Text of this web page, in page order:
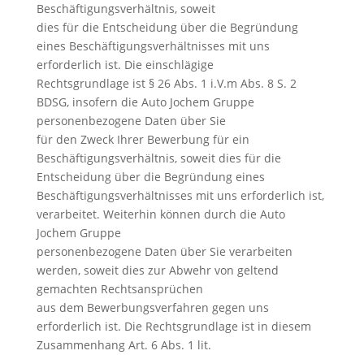
Beschäftigungsverhältnis, soweit
dies für die Entscheidung über die Begründung
eines Beschäftigungsverhältnisses mit uns
erforderlich ist. Die einschlägige
Rechtsgrundlage ist § 26 Abs. 1 i.V.m Abs. 8 S. 2
BDSG, insofern die Auto Jochem Gruppe
personenbezogene Daten über Sie
für den Zweck Ihrer Bewerbung für ein
Beschäftigungsverhältnis, soweit dies für die
Entscheidung über die Begründung eines
Beschäftigungsverhältnisses mit uns erforderlich ist,
verarbeitet. Weiterhin können durch die Auto
Jochem Gruppe
personenbezogene Daten über Sie verarbeiten
werden, soweit dies zur Abwehr von geltend
gemachten Rechtsansprüchen
aus dem Bewerbungsverfahren gegen uns
erforderlich ist. Die Rechtsgrundlage ist in diesem
Zusammenhang Art. 6 Abs. 1 lit.